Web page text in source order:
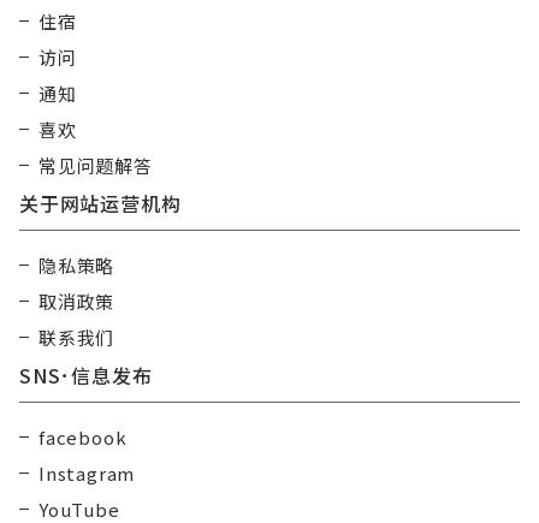
住宿
访问
通知
喜欢
常见问题解答
关于网站运营机构
隐私策略
取消政策
联系我们
SNS･信息发布
facebook
Instagram
YouTube